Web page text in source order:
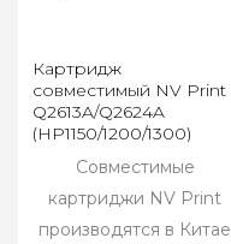
Картридж
совместимый NV Print
Q2613A/Q2624A
(HP1150/1200/1300)
Совместимые
картриджи NV Print
производятся в Китае